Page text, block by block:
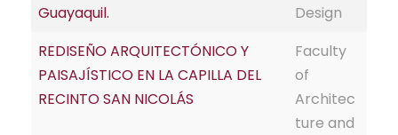
Guayaquil.
Design
REDISEÑO ARQUITECTÓNICO Y
PAISAJÍSTICO EN LA CAPILLA DEL
RECINTO SAN NICOLÁS
Faculty
of
Architec
ture and